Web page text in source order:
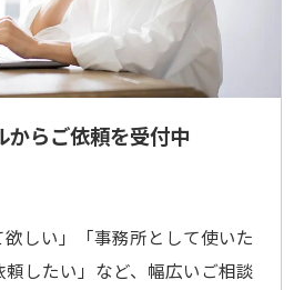
からご依頼を受付中
欲しい」「事務所として使いた
したい」など、幅広いご相談